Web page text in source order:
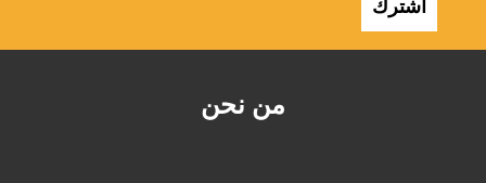
من نحن